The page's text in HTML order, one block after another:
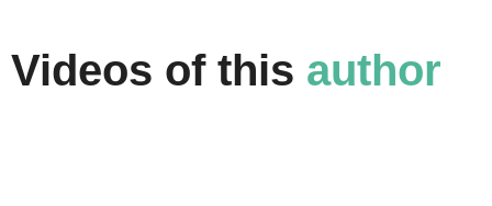
Videos of this author